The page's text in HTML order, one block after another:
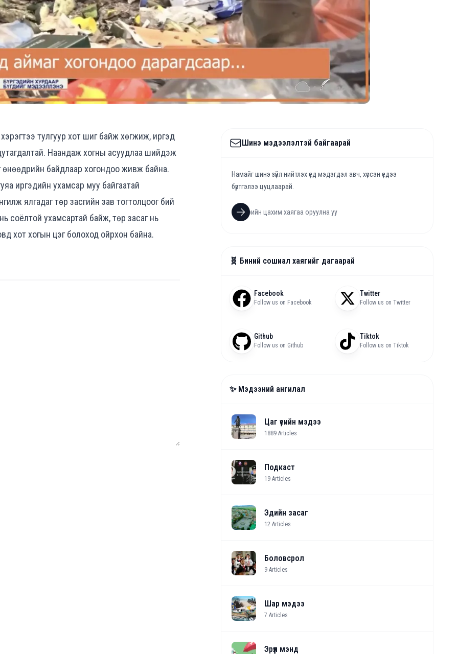
тулгуур хот шиг байж хөгжиж, иргэд
Наандаж хогны асуудлаа шийдэж
өнөөдрийн байдлаар хогондоо живж байна.
иргэдийн ухамсар муу байгаатай
ялгадаг төр засгийн зав тогтолцоог бий
соёлтой ухамсартай байж, төр засаг нь
хот хогын цэг болоход ойрхон байна.
Шинэ мэдээлэлтэй байгаарай
Намайг шинэ зүйл нийтлэх үед мэдэгдэл авч, хүссэн үедээ
бүртгэлээ цуцлаарай.
🧬 Биний сошиал хаягийг дагаарай
Facebook
Follow us on Facebook
Twitter
Follow us on Twitter
Github
Follow us on Github
Tiktok
Follow us on Tiktok
✨ Мэдээний ангилал
Цаг үеийн мэдээ
1889 Articles
Подкаст
19 Articles
Эдийн засаг
12 Articles
Боловсрол
9 Articles
Шар мэдээ
7 Articles
Эрүүл мэнд